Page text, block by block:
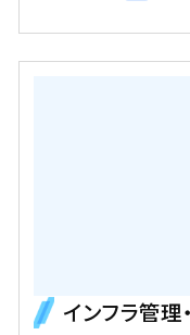
インフラ管理